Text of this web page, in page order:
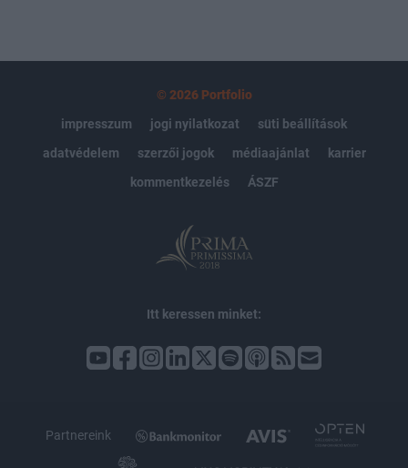
© 2026 Portfolio
impresszum
jogi nyilatkozat
süti beállítások
adatvédelem
szerzői jogok médiaajánlat
karrier
kommentkezelés
ÁSZF
Itt keressen minket:
Partnereink